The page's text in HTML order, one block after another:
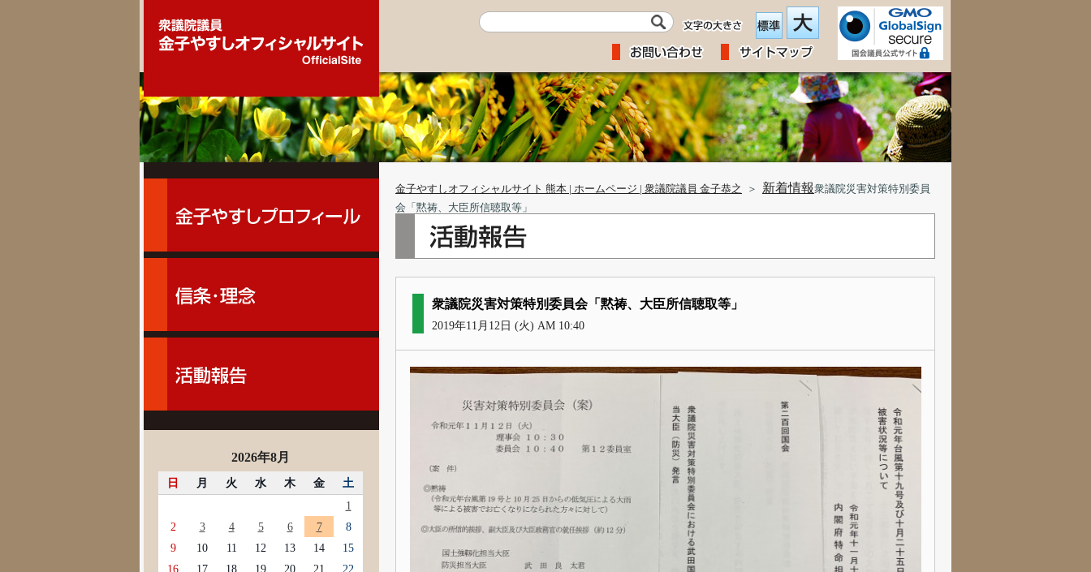
金子やすしオフィシャルサイト 熊本 | ホームページ | 衆議院議員 金子恭之 ＞ 新着情報衆議院災害対策特別委員
会「黙祷、大臣所信聴取等」
衆議院災害対策特別委員会「黙祷、大臣所信聴取等」
2019年11月12日 (火) AM 10:40
2026年8月
日 月 火 水 木 金
土
1
2
3 4 5 6 7
8
9
10 11 12 13 14
15
16
17 18 19 20 21
22